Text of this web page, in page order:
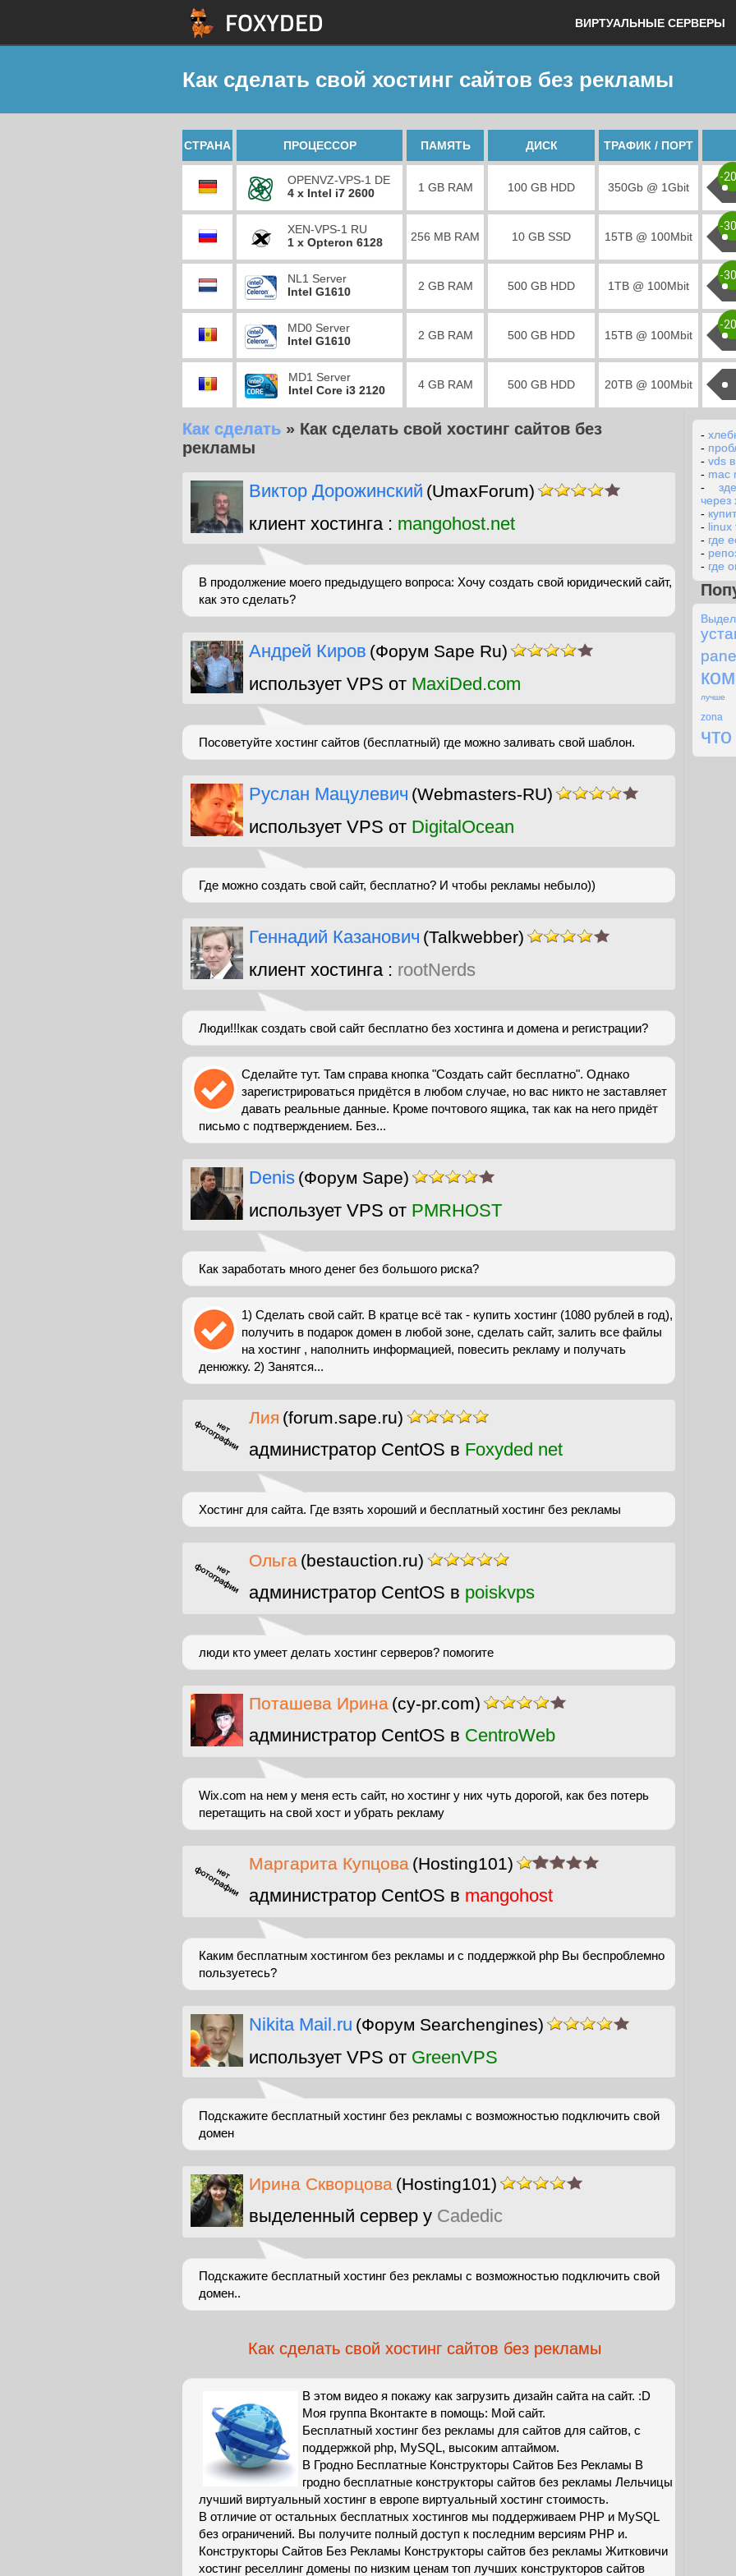
ВИРТУАЛЬНЫЕ СЕРВЕРЫ
Как сделать свой хостинг сайтов без рекламы
СТРАНА ПРОЦЕССОР ПАМЯТЬ ДИСК ТРАФИК / ПОРТ
OPENVZ-VPS-1 DE
4 x Intel i7 2600
1 GB RAM 100 GB HDD 350Gb @ 1Gbit
-
XEN-VPS-1 RU
1 x Opteron 6128
256 MB RAM 10 GB SSD 15TB @ 100Mbit
-
NL1 Server
Intel G1610
2 GB RAM 500 GB HDD 1TB @ 100Mbit
-
MD0 Server
Intel G1610
2 GB RAM 500 GB HDD 15TB @ 100Mbit
-
MD1 Server
Intel Core i3 2120
4 GB RAM 500 GB HDD 20TB @ 100Mbit
Как сделать » Как сделать свой хостинг сайтов без
рекламы
Виктор Дорожинский (UmaxForum)
клиент хостинга : mangohost.net
В продолжение моего предыдущего вопроса: Хочу создать свой юридический сайт,
как это сделать?
Андрей Киров (Форум Sape Ru)
использует VPS от MaxiDed.com
Посоветуйте хостинг сайтов (бесплатный) где можно заливать свой шаблон.
Руслан Мацулевич (Webmasters-RU)
использует VPS от DigitalOcean
Где можно создать свой сайт, бесплатно? И чтобы рекламы небыло))
Геннадий Казанович (Talkwebber)
клиент хостинга : rootNerds
Люди!!!как создать свой сайт бесплатно без хостинга и домена и регистрации?
Сделайте тут. Там справа кнопка "Создать сайт бесплатно". Однако
зарегистрироваться придётся в любом случае, но вас никто не заставляет
давать реальные данные. Кроме почтового ящика, так как на него придёт
письмо с подтверждением. Без...
Denis (Форум Sape)
использует VPS от PMRHOST
Как заработать много денег без большого риска?
1) Сделать свой сайт. В кратце всё так - купить хостинг (1080 рублей в год),
получить в подарок домен в любой зоне, сделать сайт, залить все файлы
на хостинг , наполнить информацией, повесить рекламу и получать
денюжку. 2) Занятся...
Лия (forum.sape.ru)
администратор CentOS в Foxyded net
Хостинг для сайта. Где взять хороший и бесплатный хостинг без рекламы
Ольга (bestauction.ru)
администратор CentOS в poiskvps
люди кто умеет делать хостинг серверов? помогите
Поташева Ирина (cy-pr.com)
администратор CentOS в CentroWeb
Wix.com на нем у меня есть сайт, но хостинг у них чуть дорогой, как без потерь
перетащить на свой хост и убрать рекламу
Маргарита Купцова (Hosting101)
администратор CentOS в mangohost
Каким бесплатным хостингом без рекламы и с поддержкой php Вы беспроблемно
пользуетесь?
Nikita Mail.ru (Форум Searchengines)
использует VPS от GreenVPS
Подскажите бесплатный хостинг без рекламы с возможностью подключить свой
домен
Ирина Скворцова (Hosting101)
выделенный сервер у Cadedic
Подскажите бесплатный хостинг без рекламы с возможностью подключить свой
домен..
Как сделать свой хостинг сайтов без рекламы
В этом видео я покажу как загрузить дизайн сайта на сайт. :D
Моя группа Вконтакте в помощь: Мой сайт.
Бесплатный хостинг без рекламы для сайтов для сайтов, с
поддержкой php, MySQL, высоким аптаймом.
В Гродно Бесплатные Конструкторы Сайтов Без Рекламы В
гродно бесплатные конструкторы сайтов без рекламы Лельчицы
лучший виртуальный хостинг в европе виртуальный хостинг стоимость.
В отличие от остальных бесплатных хостингов мы поддерживаем PHP и MySQL
без ограничений. Вы получите полный доступ к последним версиям PHP и.
Конструкторы Сайтов Без Рекламы Конструкторы сайтов без рекламы Житковичи
хостинг реселлинг домены по низким ценам топ лучших конструкторов сайтов
-
-
- vds в
- mac
-
через
-
- linux
- где
-
- где
panel
лучше
zona